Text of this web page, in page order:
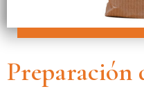
Preparación